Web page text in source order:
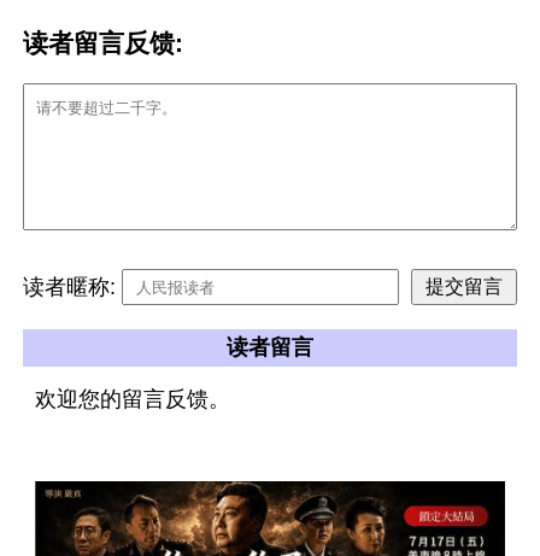
读者留言反馈:
读者暱称:
读者留言
欢迎您的留言反馈。